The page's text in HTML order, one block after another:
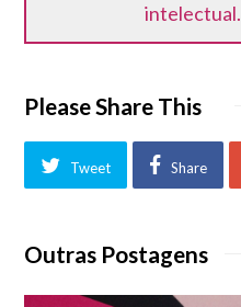
intelectual.
Please Share This
Tweet Share
Outras Postagens